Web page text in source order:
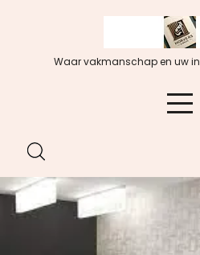
Waar vakmanschap en uw